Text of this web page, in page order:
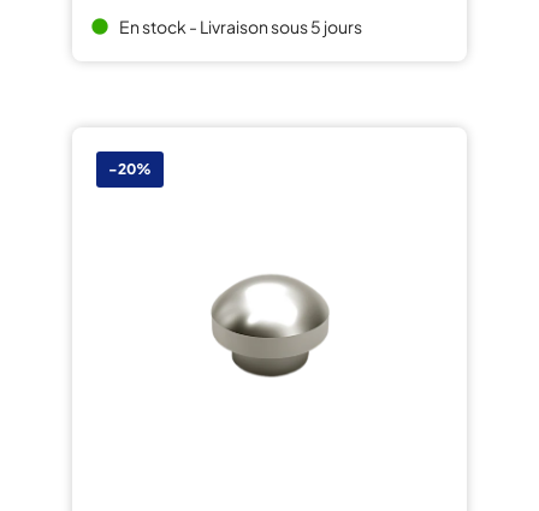
brightness_1 En stock - Livraison sous 5 jours
-20%